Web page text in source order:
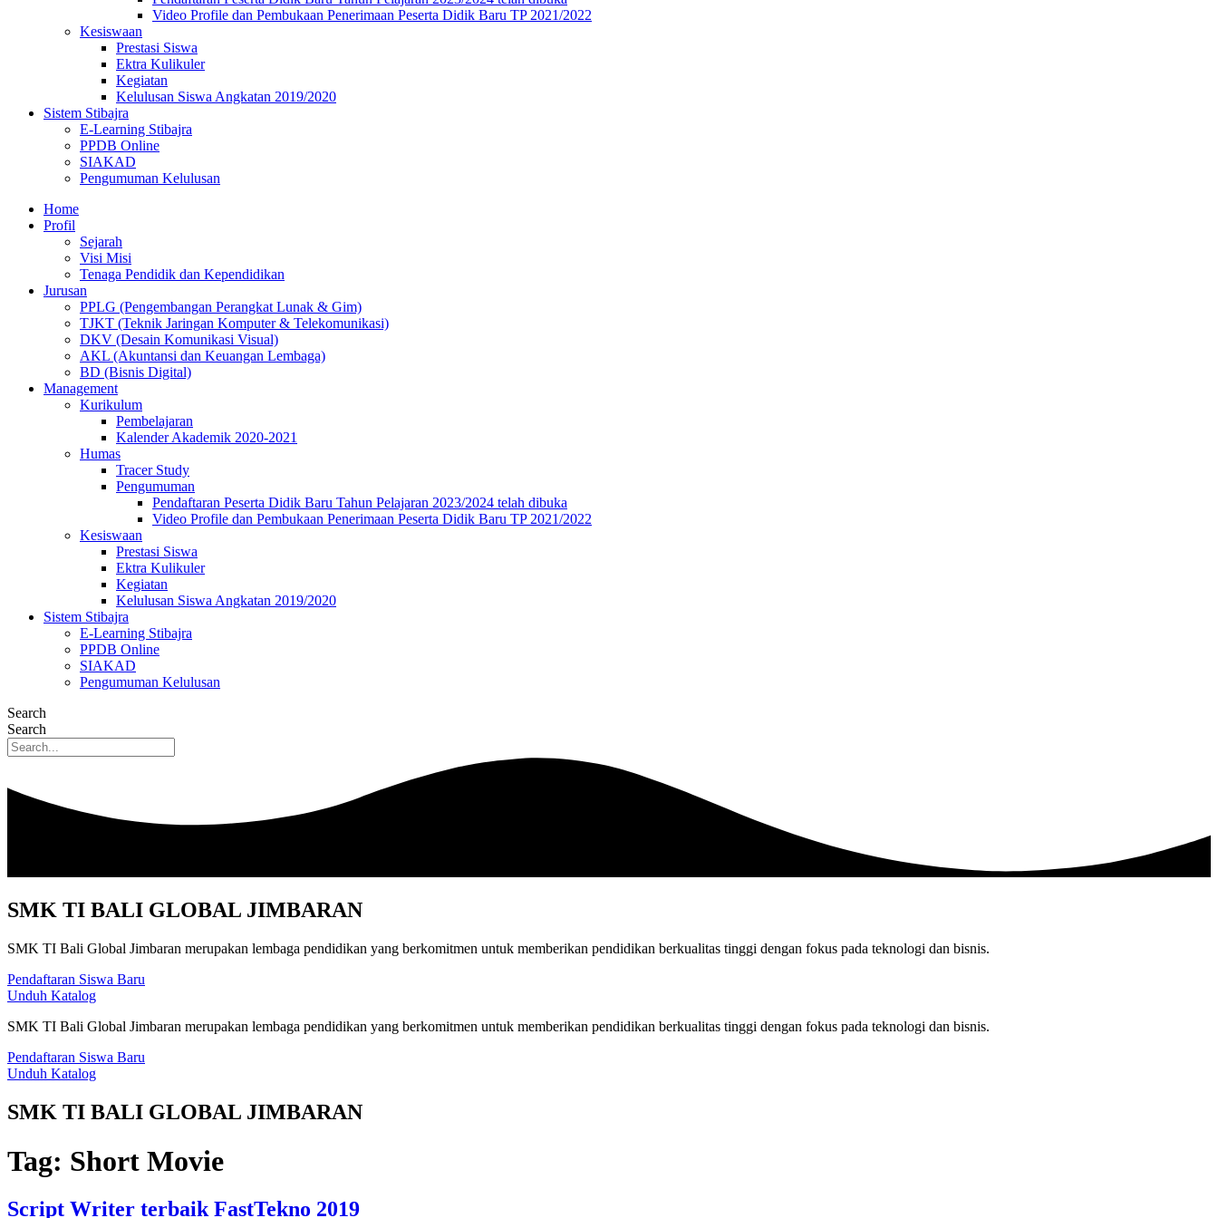
Video Profile dan Pembukaan Penerimaan Peserta Didik Baru TP 2021/2022
Kesiswaan
Prestasi Siswa
Ektra Kulikuler
Kegiatan
Kelulusan Siswa Angkatan 2019/2020
Sistem Stibajra
E-Learning Stibajra
PPDB Online
SIAKAD
Pengumuman Kelulusan
Home
Profil
Sejarah
Visi Misi
Tenaga Pendidik dan Kependidikan
Jurusan
PPLG (Pengembangan Perangkat Lunak & Gim)
TJKT (Teknik Jaringan Komputer & Telekomunikasi)
DKV (Desain Komunikasi Visual)
AKL (Akuntansi dan Keuangan Lembaga)
BD (Bisnis Digital)
Management
Kurikulum
Pembelajaran
Kalender Akademik 2020-2021
Humas
Tracer Study
Pengumuman
Pendaftaran Peserta Didik Baru Tahun Pelajaran 2023/2024 telah dibuka
Video Profile dan Pembukaan Penerimaan Peserta Didik Baru TP 2021/2022
Kesiswaan
Prestasi Siswa
Ektra Kulikuler
Kegiatan
Kelulusan Siswa Angkatan 2019/2020
Sistem Stibajra
E-Learning Stibajra
PPDB Online
SIAKAD
Pengumuman Kelulusan
Search
Search
SMK TI BALI GLOBAL JIMBARAN
SMK TI Bali Global Jimbaran merupakan lembaga pendidikan yang berkomitmen untuk memberikan pendidikan berkualitas tinggi dengan fokus pada teknologi dan bisnis.
Pendaftaran Siswa Baru
Unduh Katalog
SMK TI Bali Global Jimbaran merupakan lembaga pendidikan yang berkomitmen untuk memberikan pendidikan berkualitas tinggi dengan fokus pada teknologi dan bisnis.
Pendaftaran Siswa Baru
Unduh Katalog
SMK TI BALI GLOBAL JIMBARAN
Tag: Short Movie
Script Writer terbaik FastTekno 2019